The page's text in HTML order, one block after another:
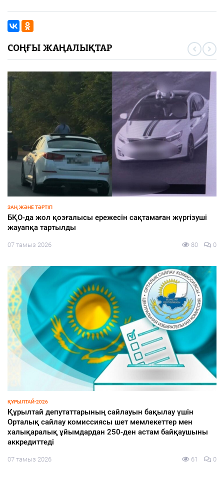
СОҢҒЫ ЖАҢАЛЫҚТАР
жүргізуші
бақылау үшін
мен
астам байқаушыны
Қаладағы құрылыс нысандары
ИНФРАҚҰРЫЛЫМ
07 тамыз 2026